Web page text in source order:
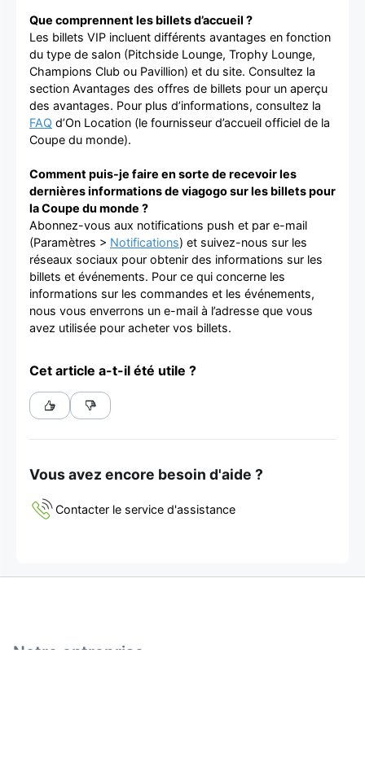
Que comprennent les billets d’accueil ?
Les billets VIP incluent différents avantages en fonction
du type de salon (Pitchside Lounge, Trophy Lounge,
Champions Club ou Pavillion) et du site. Consultez la
section Avantages des offres de billets pour un aperçu
des avantages. Pour plus d’informations, consultez la
FAQ d’On Location (le fournisseur d’accueil officiel de la
Coupe du monde).
Comment puis-je faire en sorte de recevoir les
dernières informations de viagogo sur les billets pour
la Coupe du monde ?
Abonnez-vous aux notifications push et par e-mail
(Paramètres > Notifications) et suivez-nous sur les
réseaux sociaux pour obtenir des informations sur les
billets et événements. Pour ce qui concerne les
informations sur les commandes et les événements,
nous vous enverrons un e-mail à l’adresse que vous
avez utilisée pour acheter vos billets.
Cet article a-t-il été utile ?
Vous avez encore besoin d'aide ?
Contacter le service d'assistance
Notre entreprise